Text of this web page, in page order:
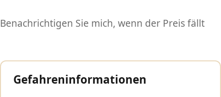
Benachrichtigen Sie mich, wenn der Preis fällt
Gefahreninformationen